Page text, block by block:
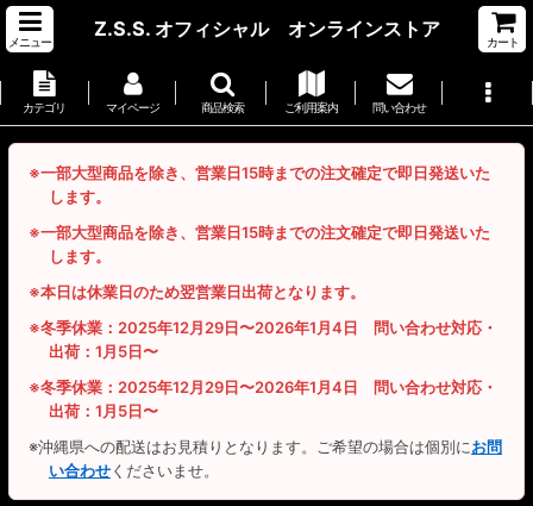
メニュー
Z.S.S. オフィシャル オンラインストア
カート
カテゴリ マイページ 商品検索 ご利用案内 問い合わせ
※一部大型商品を除き、営業日15時までの注文確定で即日発送いた
します。
※一部大型商品を除き、営業日15時までの注文確定で即日発送いた
します。
※本日は休業日のため翌営業日出荷となります。
※冬季休業：2025年12月29日〜2026年1月4日 問い合わせ対応・
出荷：1月5日〜
※冬季休業：2025年12月29日〜2026年1月4日 問い合わせ対応・
出荷：1月5日〜
※沖縄県への配送はお見積りとなります。ご希望の場合は個別にお問
い合わせくださいませ。